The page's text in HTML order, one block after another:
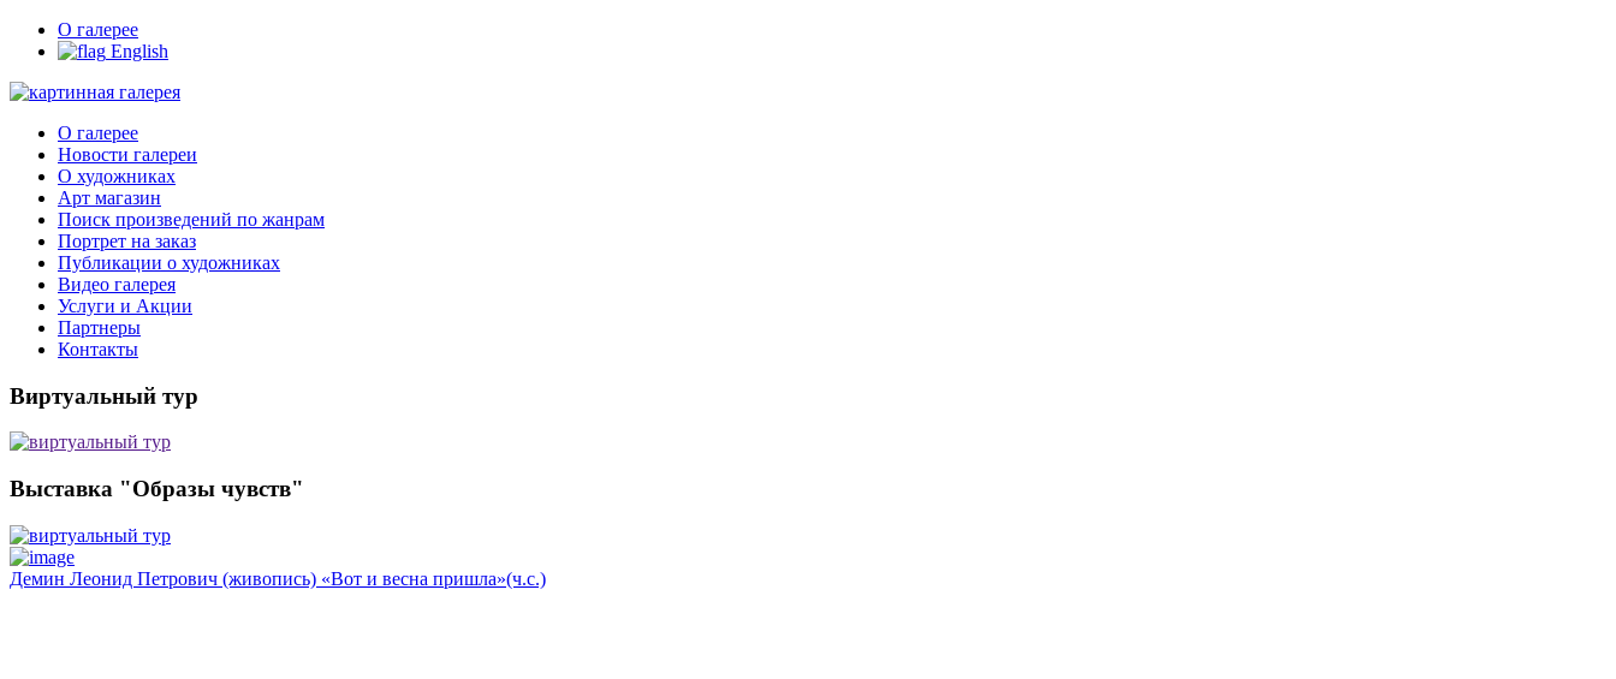
О галерее
English
О галерее
Новости галереи
О художниках
Арт магазин
Поиск произведений по жанрам
Портрет на заказ
Публикации о художниках
Видео галерея
Услуги и Акции
Партнеры
Контакты
Виртуальный тур
Выставка "Образы чувств"
Демин Леонид Петрович (живопись) «Вот и весна пришла»(ч.с.)